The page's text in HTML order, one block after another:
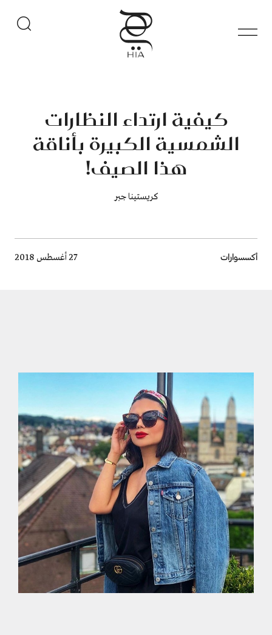
كيفية ارتداء النظارات
الشمسية الكبيرة بأناقة
هذا الصيف!
كريستينا جبر
Breadcrumb
أكسسوارات